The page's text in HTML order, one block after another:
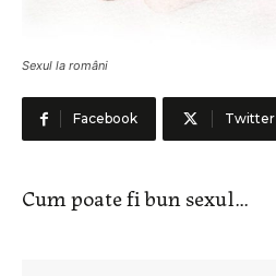
Sexul la români
Facebook Twitter
Cum poate fi bun sexul…